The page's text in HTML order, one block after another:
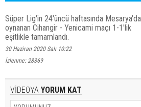
Süper Lig'in 24'üncü haftasında Mesarya'da
oynanan Cihangir - Yenicami maçı 1-1'lik
eşitlikle tamamlandı.
30 Haziran 2020 Salı 10:22
İzlenme: 28369
VİDEOYA YORUM KAT